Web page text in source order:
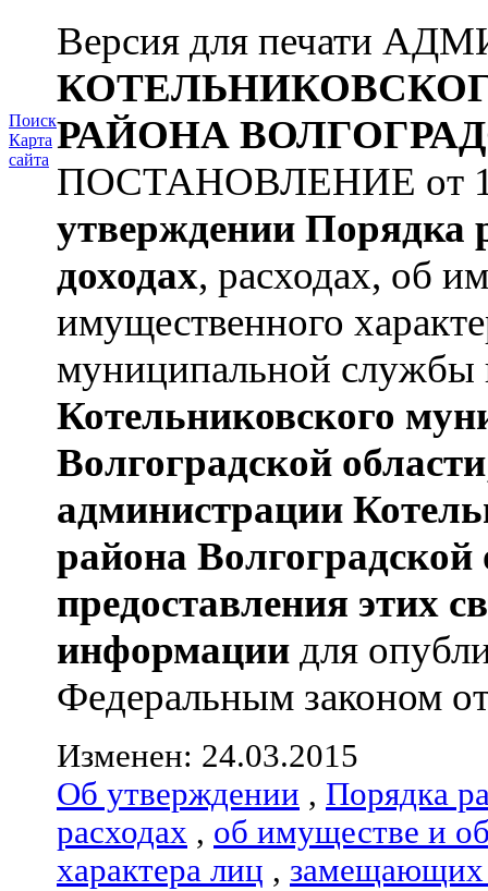
Поиск
Карта
сайта
Версия для печати
РАЙОНА
ПОСТАНОВЛЕНИЕ от
утверждении Порядка
доходах, расходах, об
имущественного
муниципальной службы
Котельниковского
Волгоградской области
администрации
района Волгоградской
предоставления этих
информации для
Федеральным законом
Изменен: 24.03.2015
Об утверждении , Порядка
расходах , об имуществе и
характера лиц , замещающих